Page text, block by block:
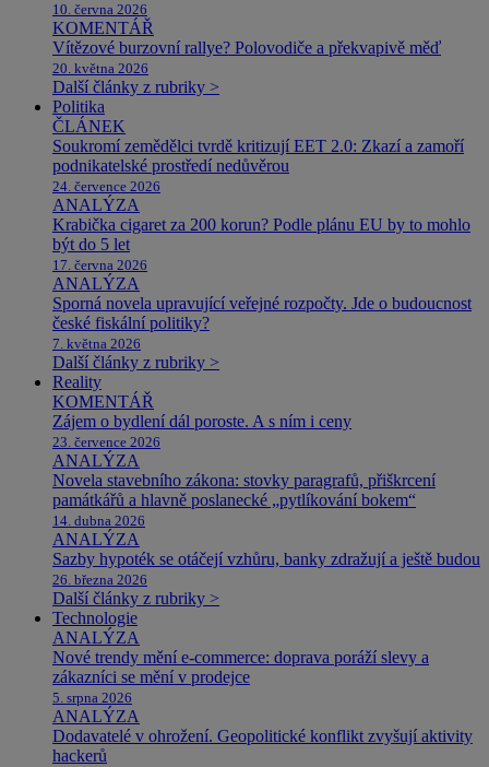
10. června 2026
KOMENTÁŘ
Vítězové burzovní rallye? Polovodiče a překvapivě měď
20. května 2026
Další články z rubriky >
Politika
ČLÁNEK
Soukromí zemědělci tvrdě kritizují EET 2.0: Zkazí a zamoří
podnikatelské prostředí nedůvěrou
24. července 2026
ANALÝZA
Krabička cigaret za 200 korun? Podle plánu EU by to mohlo
být do 5 let
17. června 2026
ANALÝZA
Sporná novela upravující veřejné rozpočty. Jde o budoucnost
české fiskální politiky?
7. května 2026
Další články z rubriky >
Reality
KOMENTÁŘ
Zájem o bydlení dál poroste. A s ním i ceny
23. července 2026
ANALÝZA
Novela stavebního zákona: stovky paragrafů, přiškrcení
památkářů a hlavně poslanecké „pytlíkování bokem“
14. dubna 2026
ANALÝZA
Sazby hypoték se otáčejí vzhůru, banky zdražují a ještě budou
26. března 2026
Další články z rubriky >
Technologie
ANALÝZA
Nové trendy mění e-commerce: doprava poráží slevy a
zákazníci se mění v prodejce
5. srpna 2026
ANALÝZA
Dodavatelé v ohrožení. Geopolitické konflikt zvyšují aktivity
hackerů